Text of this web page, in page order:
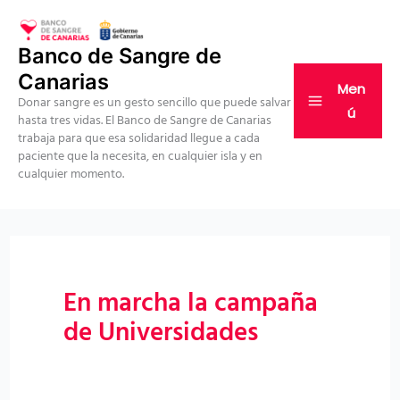
contenido
Banco de Sangre de
Canarias
Donar sangre es un gesto sencillo que puede salvar
hasta tres vidas. El Banco de Sangre de Canarias
trabaja para que esa solidaridad llegue a cada
paciente que la necesita, en cualquier isla y en
cualquier momento.
Men
ú
En marcha la campaña
de Universidades